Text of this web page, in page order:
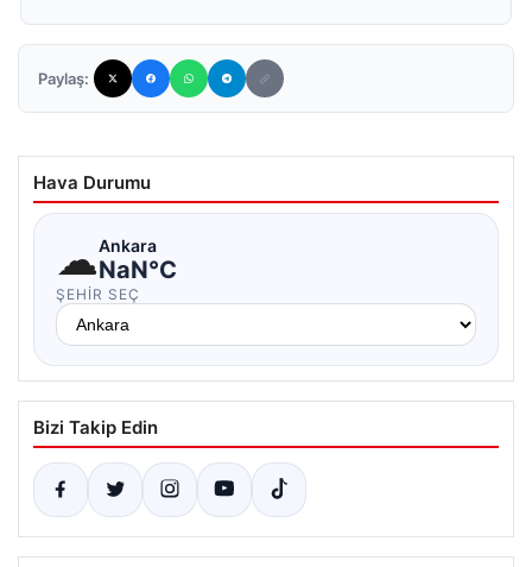
Paylaş:
Hava Durumu
☁Ankara
NaN°C
ŞEHIR SEÇ
Bizi Takip Edin